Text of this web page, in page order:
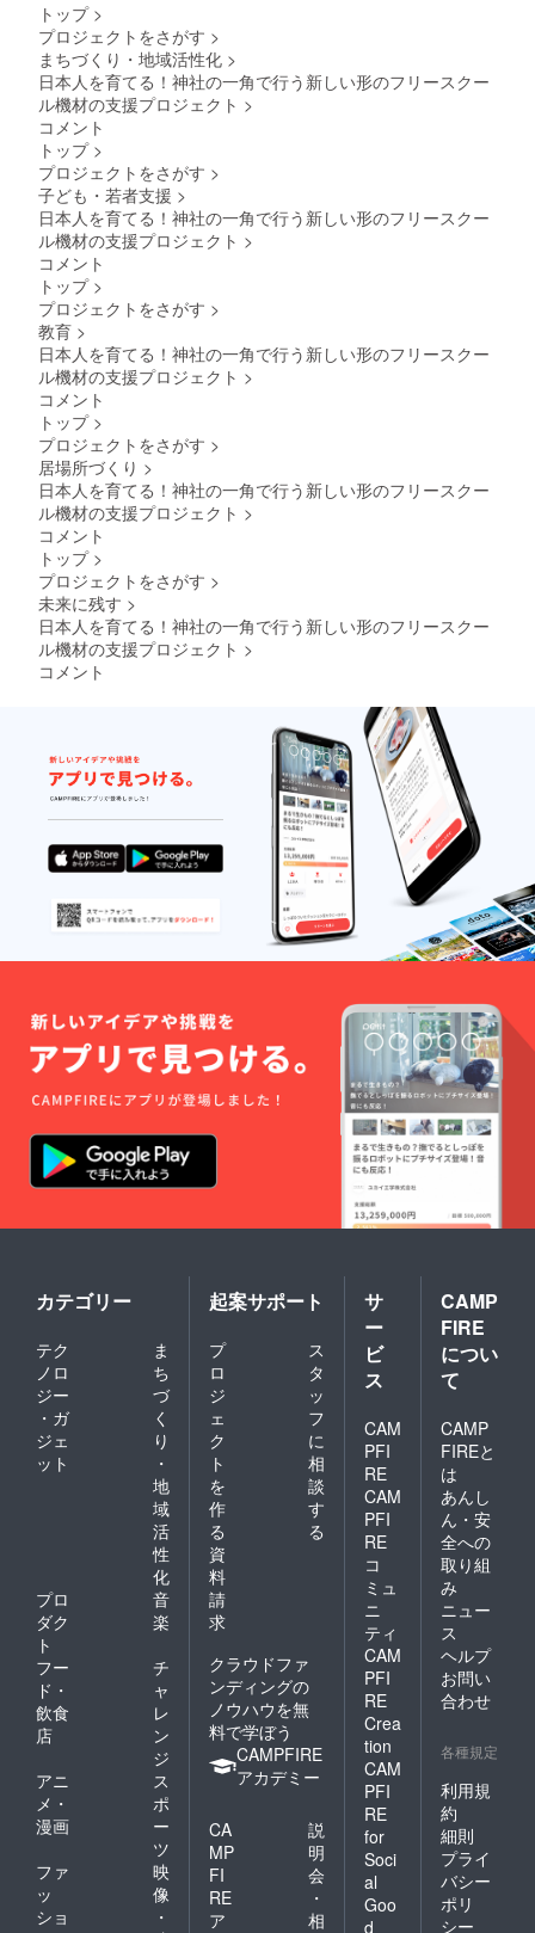
トップ >
プロジェクトをさがす >
まちづくり・地域活性化 >
日本人を育てる！神社の一角で行う新しい形のフリースクー
ル機材の支援プロジェクト >
コメント
トップ >
プロジェクトをさがす >
子ども・若者支援 >
日本人を育てる！神社の一角で行う新しい形のフリースクー
ル機材の支援プロジェクト >
コメント
トップ >
プロジェクトをさがす >
教育 >
日本人を育てる！神社の一角で行う新しい形のフリースクー
ル機材の支援プロジェクト >
コメント
トップ >
プロジェクトをさがす >
居場所づくり >
日本人を育てる！神社の一角で行う新しい形のフリースクー
ル機材の支援プロジェクト >
コメント
トップ >
プロジェクトをさがす >
未来に残す >
日本人を育てる！神社の一角で行う新しい形のフリースクー
ル機材の支援プロジェクト >
コメント
カテゴリー
テク
ノロ
ジー
・ガ
ジェ
ット
ま
ち
づ
く
り
・
地
域
活
性
化
プロ
ダク
ト
音
楽
フー
ド・
飲食
店
チ
ャ
レ
ン
ジ
アニ
メ・
漫画
ス
ポ
ー
ツ
ファ
ッ
ショ
映
像
・
起案サポート
プ
ロ
ジ
ェ
ク
ト
を
作
る
ス
タ
ッ
フ
に
相
談
す
る
資
料
請
求
クラウドファ
ンディングの
ノウハウを無
料で学ぼう
CAMPFIRE
アカデミー
CA
MP
FI
RE
ア
説
明
会
・
相
サ
ー
ビ
ス
CAM
PFI
RE
CAM
PFI
RE
コ
ミュ
ニ
ティ
CAM
PFI
RE
Crea
tion
CAM
PFI
RE
for
Soci
al
Goo
d
CAMP
FIRE
につい
て
CAMP
FIREと
は
あんし
ん・安
全への
取り組
み
ニュー
ス
ヘルプ
お問い
合わせ
各種規定
利用規
約
細則
プライ
バシー
ポリ
シー